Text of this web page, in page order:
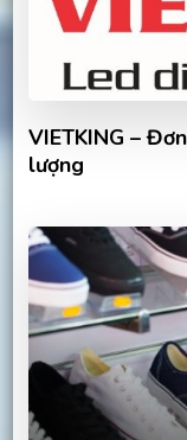
VIETKING –
lượng